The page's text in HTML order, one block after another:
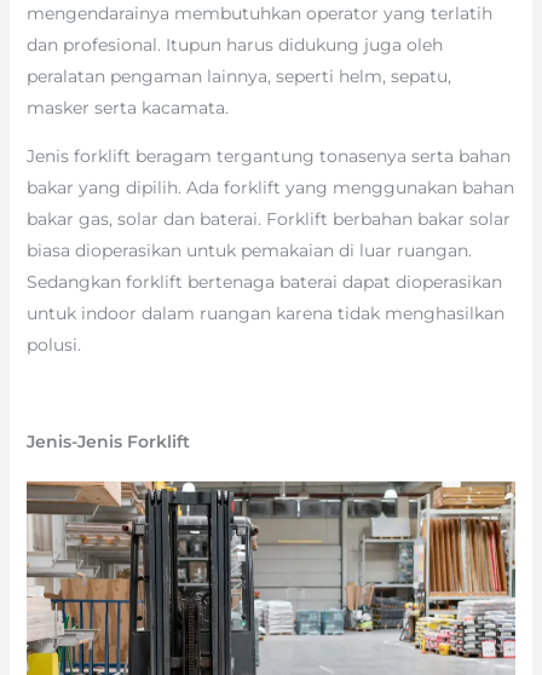
mengendarainya membutuhkan operator yang terlatih
dan profesional. Itupun harus didukung juga oleh
peralatan pengaman lainnya, seperti helm, sepatu,
masker serta kacamata.
Jenis forklift beragam tergantung tonasenya serta bahan
bakar yang dipilih. Ada forklift yang menggunakan bahan
bakar gas, solar dan baterai. Forklift berbahan bakar solar
biasa dioperasikan untuk pemakaian di luar ruangan.
Sedangkan forklift bertenaga baterai dapat dioperasikan
untuk indoor dalam ruangan karena tidak menghasilkan
polusi.
Jenis-Jenis Forklift